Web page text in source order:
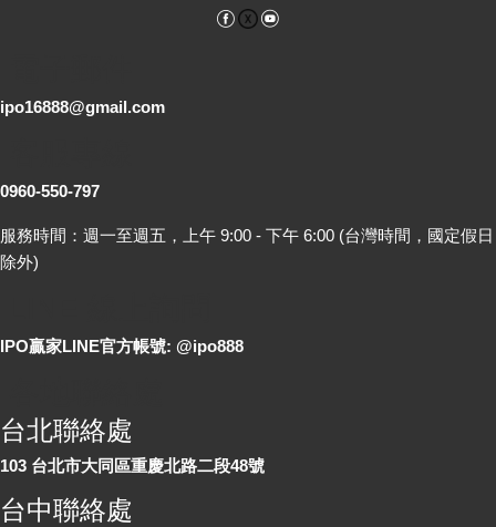
Facebook
ipo16888@gmail.com
0960-550-797
服務時間：週一至週五，上午 9:00 - 下午 6:00 (台灣時間，國定假日
除外)
IPO贏家LINE官方帳號: @ipo888
台北聯絡處
103 台北市大同區重慶北路二段48號
台中聯絡處